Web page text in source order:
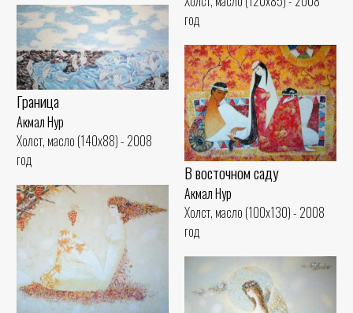
год
Граница
Акмал Нур
Холст, масло (140x88) - 2008
год
В восточном саду
Акмал Нур
Холст, масло (100x130) - 2008
год